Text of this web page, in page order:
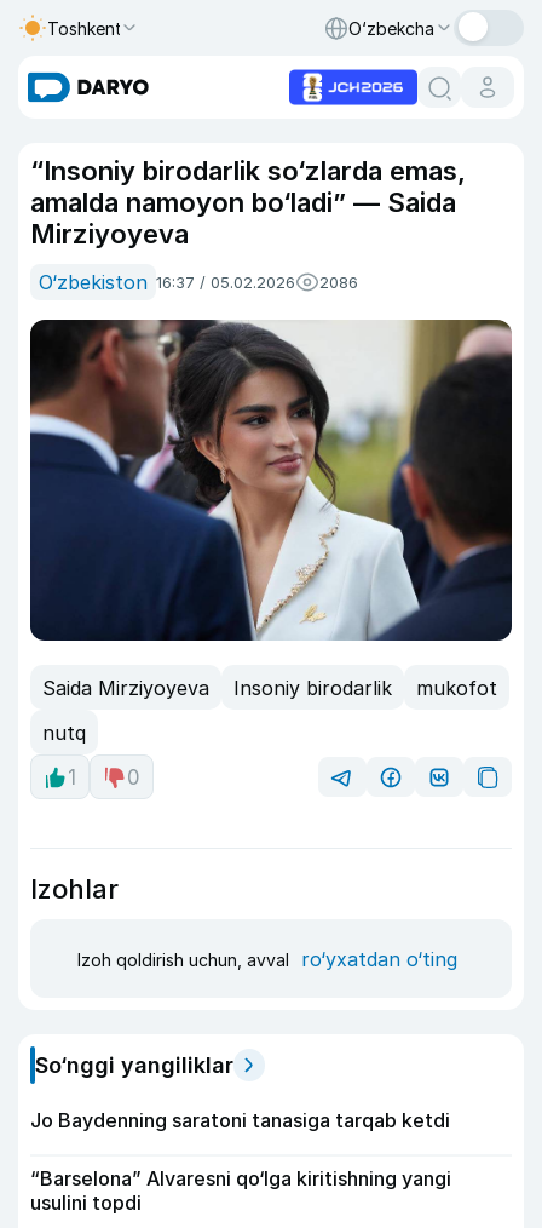
Toshkent O‘zbekcha
“Insoniy birodarlik so‘zlarda emas,
amalda namoyon bo‘ladi” — Saida
Mirziyoyeva
O‘zbekiston 16:37 / 05.02.2026 2086
Saida Mirziyoyeva Insoniy birodarlik
mukofot
nutq
1
0
Izohlar
Izoh qoldirish uchun, avval ro‘yxatdan o‘ting
So‘nggi yangiliklar
Jo Baydenning saratoni tanasiga tarqab ketdi
“Barselona” Alvaresni qo‘lga kiritishning yangi
usulini topdi